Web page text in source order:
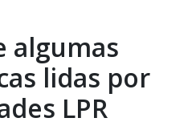
algumas
lidas por
LPR